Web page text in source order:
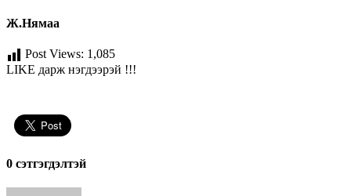
Ж.Нямаа
Post Views: 1,085
LIKE дарж нэгдээрэй !!!
0 cэтгэгдэлтэй